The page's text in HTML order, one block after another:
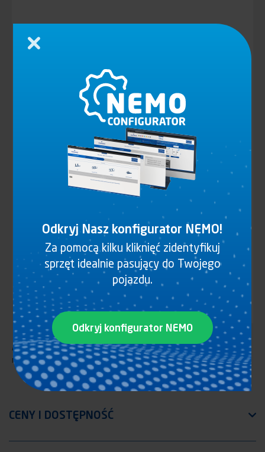
Automatyczne podnosniki scianek ruchomych, Łozysko ze stali
nierdzewnej
Odkryj Nasz konfigurator NEMO!
Za pomocą kilku kliknięć zidentyfikuj
sprzęt idealnie pasujący do Twojego
pojazdu.
Odkryj konfigurator NEMO